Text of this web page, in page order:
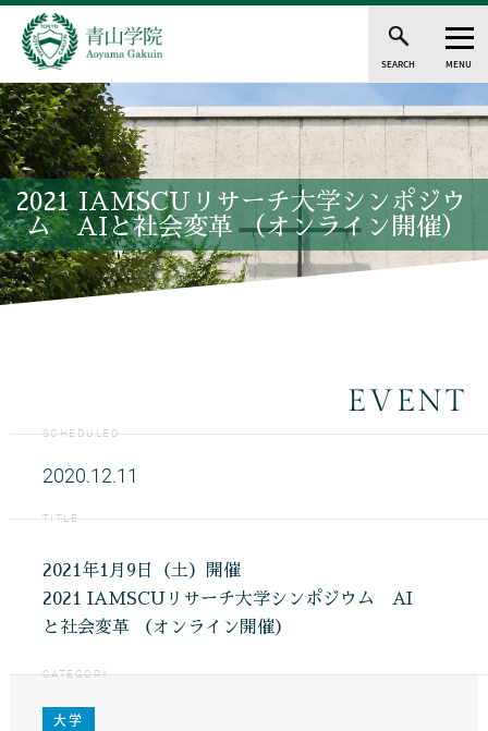
SEARCH MENU
2021 IAMSCUリサーチ大学シンポジウ
ム AIと社会変革 （オンライン開催）
EVENT
SCHEDULED
2020.12.11
TITLE
2021年1月9日（土）開催
2021 IAMSCUリサーチ大学シンポジウム AI
と社会変革 （オンライン開催）
CATEGORY
大学